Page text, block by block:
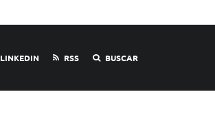
LINKEDIN RSS BUSCAR